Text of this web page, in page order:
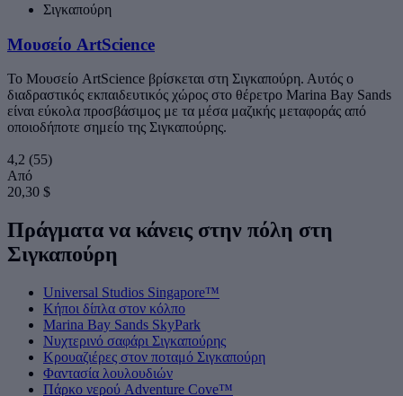
Σιγκαπούρη
Μουσείο ArtScience
Το Μουσείο ArtScience βρίσκεται στη Σιγκαπούρη. Αυτός ο
διαδραστικός εκπαιδευτικός χώρος στο θέρετρο Marina Bay Sands
είναι εύκολα προσβάσιμος με τα μέσα μαζικής μεταφοράς από
οποιοδήποτε σημείο της Σιγκαπούρης.
4,2 (55)
Από
20,30 $
Πράγματα να κάνεις στην πόλη στη
Σιγκαπούρη
Universal Studios Singapore™
Κήποι δίπλα στον κόλπο
Marina Bay Sands SkyPark
Νυχτερινό σαφάρι Σιγκαπούρης
Κρουαζιέρες στον ποταμό Σιγκαπούρη
Φαντασία λουλουδιών
Πάρκο νερού Adventure Cove™